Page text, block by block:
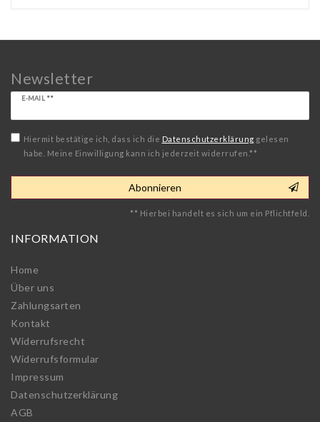
Newsletter
E-MAIL **
Newsletter
Honig
Hiermit bestätige ich, dass ich die Daten­schutz­erklärung gelesen
habe. Meine Einwilligung kann ich jederzeit widerrufen.**
Abonnieren
** Hierbei handelt es sich um ein Pflichtfeld.
INFORMATION
Home
Über uns
Zahlungsarten
Kontakt
Widerrufs­recht
Widerrufs­formular
Impressum
Daten­schutz­erklärung
AGB